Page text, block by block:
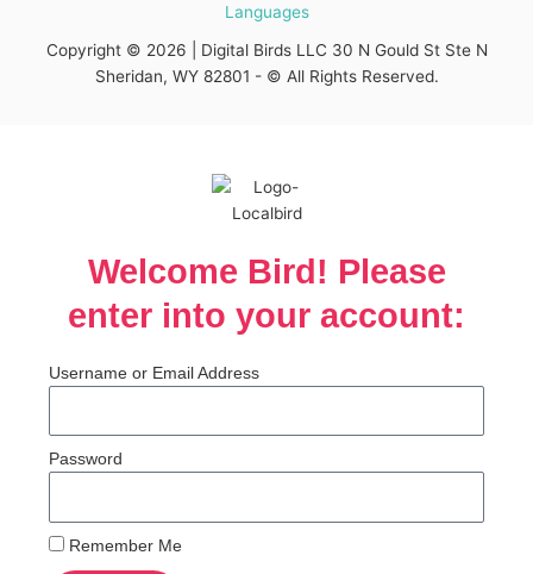
Languages
Copyright © 2026 | Digital Birds LLC 30 N Gould St Ste N
Sheridan, WY 82801 - © All Rights Reserved.
Welcome Bird! Please
enter into your account:
Username or Email Address
Password
Remember Me